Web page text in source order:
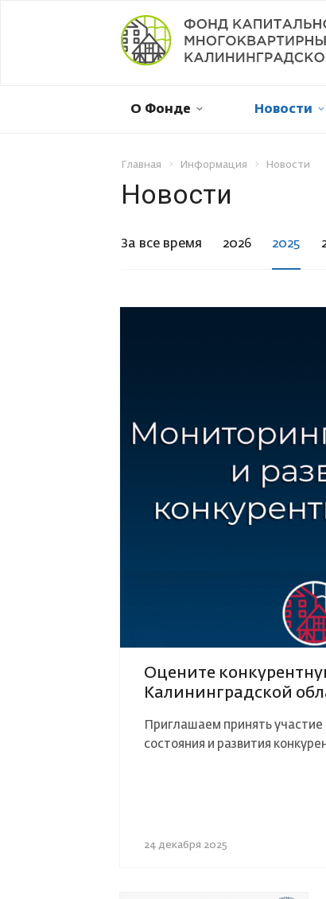
О Фонде Новости
Главная Информация Новости
Новости
За все время 2026 2025
Оцените
Калининградской
Приглашаем принять
состояния и развития
24 декабря 2025